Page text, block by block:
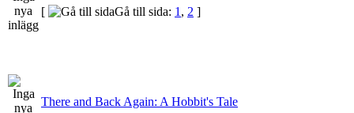
[
Gå till sida: 1 , 2 ]
There and Back Again: A Hobbit's Tale